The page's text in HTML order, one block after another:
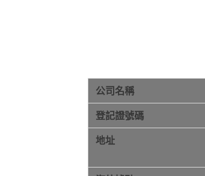
公司名稱
登記證號碼
地址